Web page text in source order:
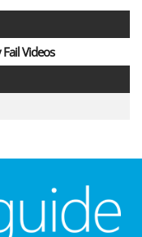
Fail Videos